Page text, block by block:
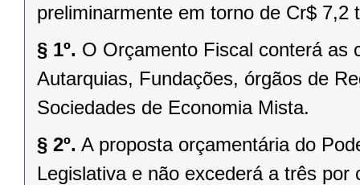
preliminarmente em torno de Cr$
§ 1º. O Orçamento Fiscal conterá as
Autarquias, Fundações, órgãos de
Sociedades de Economia Mista.
§ 2º. A proposta orçamentária do
Legislativa e não excederá a três